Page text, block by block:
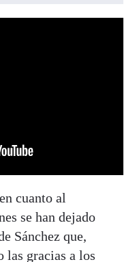
cuanto al
se han dejado
Sánchez que,
las gracias a los